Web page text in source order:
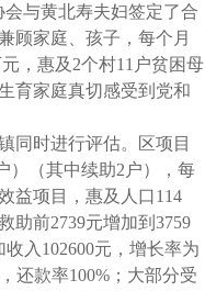
与黄北寿夫妇签定了合
顾家庭、孩子，每个月
，惠及 2个村11 户贫困母
育家庭真切感受到党和
同时进行评估。区项目
）（其中续助2 户），每
益项目，惠及人口114
助前2739元增加到 3759
收入 102600元，增长率为
还款率100% ；大部分受